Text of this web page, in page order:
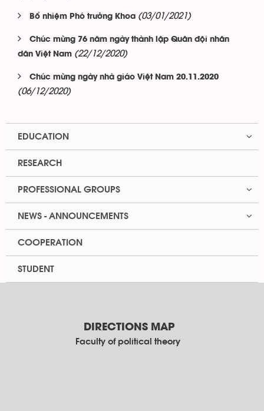
Bổ nhiệm Phó trưởng Khoa (03/01/2021)
Chúc mừng 76 năm ngày thành lập Quân đội nhân
dân Việt Nam (22/12/2020)
Chúc mừng ngày nhà giáo Việt Nam 20.11.2020
(06/12/2020)
EDUCATION
RESEARCH
PROFESSIONAL GROUPS
NEWS - ANNOUNCEMENTS
COOPERATION
STUDENT
DIRECTIONS MAP
Faculty of political theory